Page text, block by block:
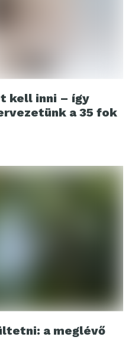
kell inni – így
a 35 fok
a meglévő